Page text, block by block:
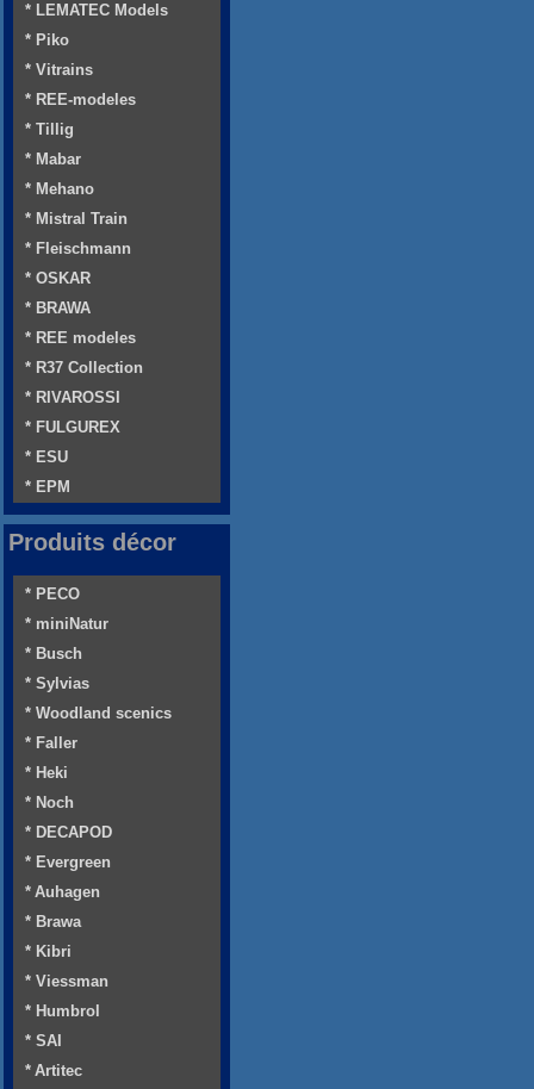
* LEMATEC Models
* Piko
* Vitrains
* REE-modeles
* Tillig
* Mabar
* Mehano
* Mistral Train
* Fleischmann
* OSKAR
* BRAWA
* REE modeles
* R37 Collection
* RIVAROSSI
* FULGUREX
* ESU
* EPM
Produits décor
* PECO
* miniNatur
* Busch
* Sylvias
* Woodland scenics
* Faller
* Heki
* Noch
* DECAPOD
* Evergreen
* Auhagen
* Brawa
* Kibri
* Viessman
* Humbrol
* SAI
* Artitec